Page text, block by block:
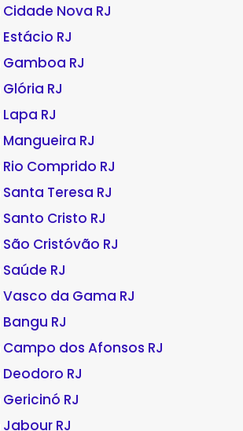
Nova RJ
RJ
RJ
RJ
RJ
RJ
Comprido RJ
Teresa RJ
Cristo RJ
Cristóvão RJ
RJ
da Gama RJ
RJ
dos Afonsos RJ
RJ
RJ
RJ